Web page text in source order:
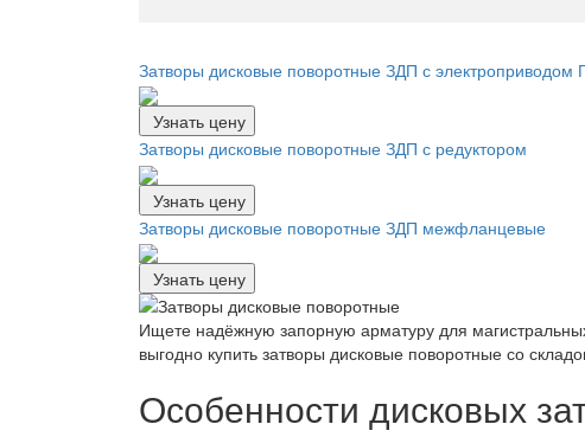
Затворы дисковые поворотные ЗДП с электроприводом
Узнать цену
Затворы дисковые поворотные ЗДП с редуктором
Узнать цену
Затворы дисковые поворотные ЗДП межфланцевые
Узнать цену
Ищете надёжную запорную арматуру для
выгодно купить затворы дисковые поворотные со
Особенности дисковых